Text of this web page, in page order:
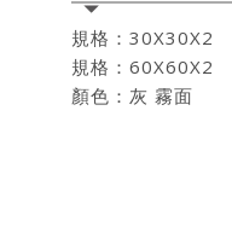
規格：30X30X2
規格：60X60X2
顏色：灰 霧面